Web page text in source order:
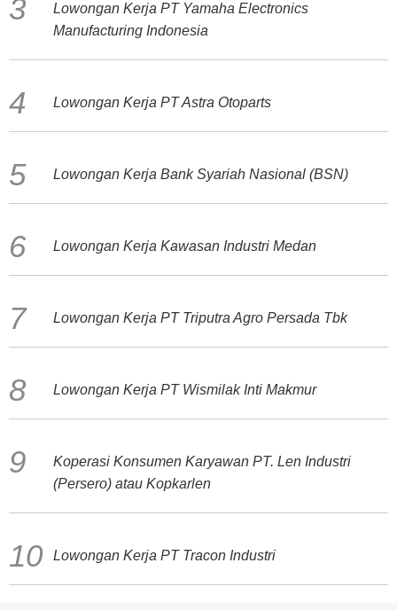
Lowongan Kerja PT Yamaha Electronics
Manufacturing Indonesia
Lowongan Kerja PT Astra Otoparts
Lowongan Kerja Bank Syariah Nasional (BSN)
Lowongan Kerja Kawasan Industri Medan
Lowongan Kerja PT Triputra Agro Persada Tbk
Lowongan Kerja PT Wismilak Inti Makmur
Koperasi Konsumen Karyawan PT. Len Industri
(Persero) atau Kopkarlen
Lowongan Kerja PT Tracon Industri